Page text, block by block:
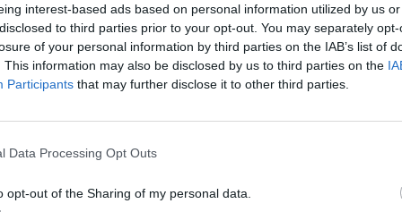
interest-based ads based on personal information utilized by us
to third parties prior to your opt-out. You may separately
of your personal information by third parties on the IAB’s list of
This information may also be disclosed by us to third parties on the
Participants that may further disclose it to other third parties.
Data Processing Opt Outs
opt-out of the Sharing of my personal data.
kezelésére. (Reuters/MTI)